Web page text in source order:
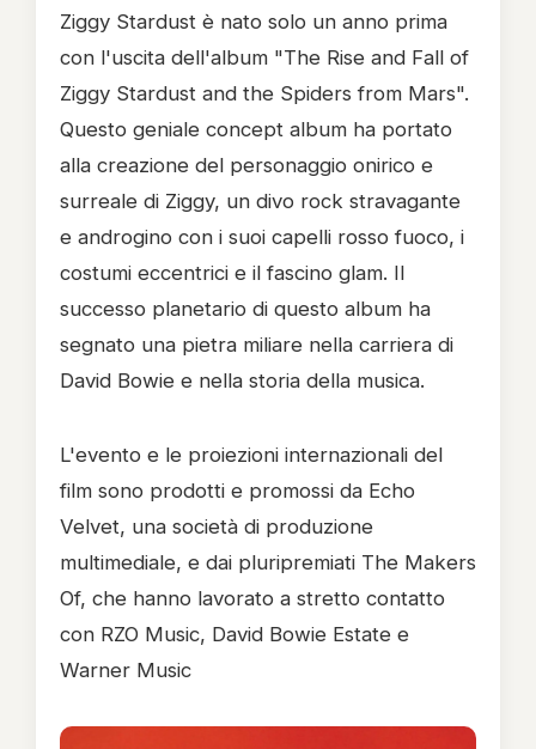
Ziggy Stardust è nato solo un anno prima
con l'uscita dell'album "The Rise and Fall of
Ziggy Stardust and the Spiders from Mars".
Questo geniale concept album ha portato
alla creazione del personaggio onirico e
surreale di Ziggy, un divo rock stravagante
e androgino con i suoi capelli rosso fuoco, i
costumi eccentrici e il fascino glam. Il
successo planetario di questo album ha
segnato una pietra miliare nella carriera di
David Bowie e nella storia della musica.
L'evento e le proiezioni internazionali del
film sono prodotti e promossi da Echo
Velvet, una società di produzione
multimediale, e dai pluripremiati The Makers
Of, che hanno lavorato a stretto contatto
con RZO Music, David Bowie Estate e
Warner Music